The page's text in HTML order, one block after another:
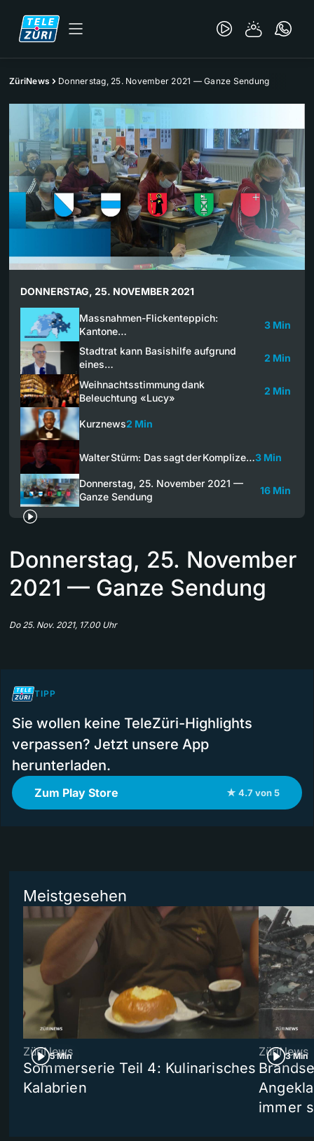
ZüriNews Donnerstag, 25. November 2021 — Ganze Sendung
DONNERSTAG, 25. NOVEMBER 2021
Massnahmen-Flickenteppich:
Kantone…
3 Min
Stadtrat kann Basishilfe aufgrund
eines…
2 Min
Weihnachtsstimmung dank
Beleuchtung «Lucy»
2 Min
Kurznews2 Min
Walter Stürm: Das sagt der Komplize…3 Min
Donnerstag, 25. November 2021 —
Ganze Sendung
16 Min
Donnerstag, 25. November
2021 — Ganze Sendung
Do 25. Nov. 2021, 17.00 Uhr
TIPP
Sie wollen keine TeleZüri-Highlights
verpassen? Jetzt unsere App
herunterladen.
Zum Play Store ★ 4.7 von 5
Meistgesehen
5 Min
ZüriNews
Sommerserie Teil 4: Kulinarisches
Kalabrien
3 Min
ZüriNews
immer